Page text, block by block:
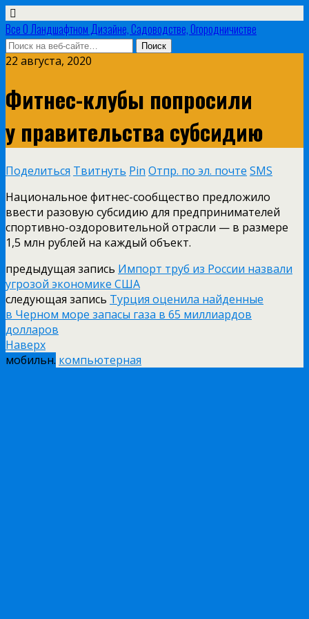
Все О Ландшафтном Дизайне, Садоводстве, Огородничистве
22 августа, 2020
Фитнес-клубы попросили
у правительства субсидию
Поделиться Твитнуть Pin Отпр. по эл. почте SMS
Национальное фитнес-сообщество предложило
ввести разовую субсидию для предпринимателей
спортивно-оздоровительной отрасли — в размере
1,5 млн рублей на каждый объект.
предыдущая запись Импорт труб из России назвали
угрозой экономике США
следующая запись Турция оценила найденные
в Черном море запасы газа в 65 миллиардов
долларов
Наверх
мобильн. компьютерная